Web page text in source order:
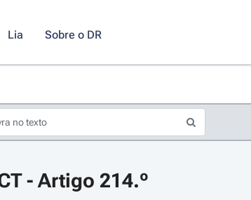
Lia Sobre o DR
- Artigo 214.º